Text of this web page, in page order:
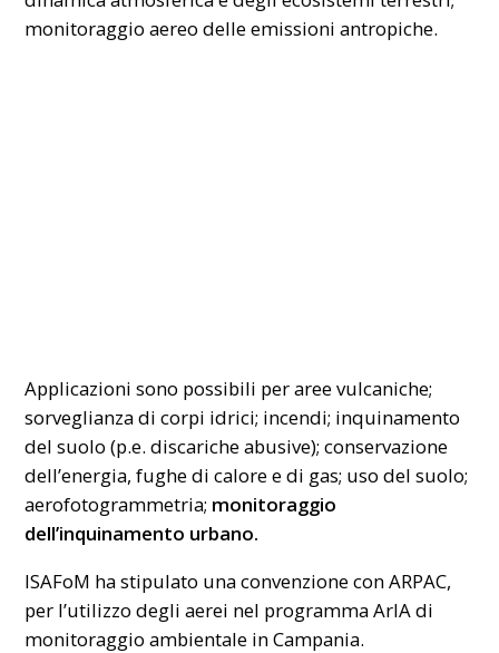
monitoraggio aereo delle emissioni antropiche.
Applicazioni sono possibili per aree vulcaniche;
sorveglianza di corpi idrici; incendi; inquinamento
del suolo (p.e. discariche abusive); conservazione
dell’energia, fughe di calore e di gas; uso del suolo;
aerofotogrammetria; monitoraggio
dell’inquinamento urbano.
ISAFoM ha stipulato una convenzione con ARPAC,
per l’utilizzo degli aerei nel programma ArIA di
monitoraggio ambientale in Campania.